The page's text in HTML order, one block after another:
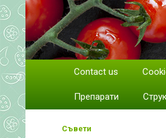
Всичко за
Отглеждане и грижи за домати
Contact us
Препарати
Съвети